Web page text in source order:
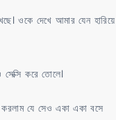
ওকে দেখে আমার যেন হারিয়ে
করে তোলে।
করলাম যে সেও একা একা বসে